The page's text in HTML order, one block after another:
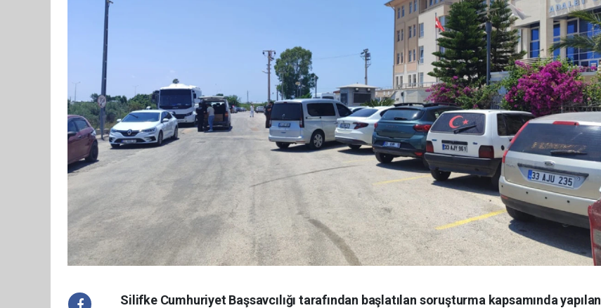
Silifke Cumhuriyet Başsavcılığı tarafından başlatılan soruşturma kapsamında yapılan